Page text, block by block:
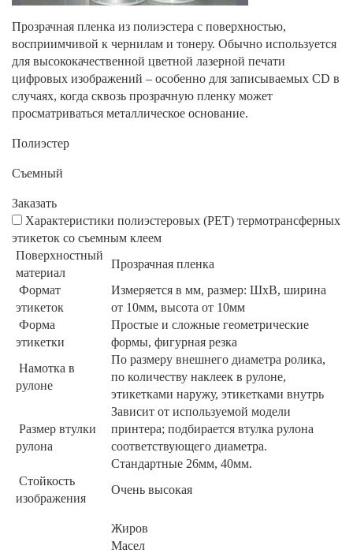
Прозрачная пленка из полиэстера с поверхностью,
восприимчивой к чернилам и тонеру. Обычно используется
для высококачественной цветной лазерной печати
цифровых изображений – особенно для записываемых CD в
случаях, когда сквозь прозрачную пленку может
просматриваться металлическое основание.
Полиэстер
Съемный
Заказать
Характеристики полиэстеровых (РЕТ) термотрансферных
этикеток со съемным клеем
Поверхностный
материал
Прозрачная пленка
Формат
этикеток
Измеряется в мм, размер: ШхВ, ширина
от 10мм, высота от 10мм
Форма
этикетки
Простые и сложные геометрические
формы, фигурная резка
Намотка в
рулоне
По размеру внешнего диаметра ролика,
по количеству наклеек в рулоне,
этикетками наружу, этикетками внутрь
Размер втулки
рулона
Зависит от используемой модели
принтера; подбирается втулка рулона
соответствующего диаметра.
Стандартные 26мм, 40мм.
Стойкость
изображения
Очень высокая
Жиров
Масел